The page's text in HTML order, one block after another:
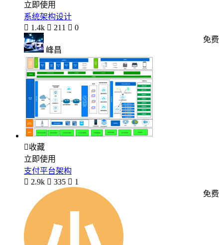
立即使用
系统架构设计
 1.4k  211  0
峰昌
免费
收藏
立即使用
支付平台架构
 2.9k  335  1
免费